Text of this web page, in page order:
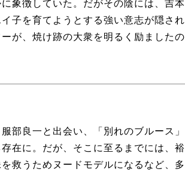
象徴していた。だがその陰には、吉本
子を育てようとする強い意志が隠され
が、焼け跡の大衆を明るく励ましたの
部良一と出会い、「別れのブルース」
在に。だが、そこに至るまでには、裕
救うためヌードモデルになるなど、多